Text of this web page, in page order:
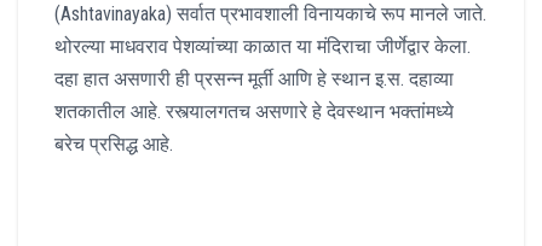
(Ashtavinayaka) सर्वात प्रभावशाली विनायकाचे रूप मानले जाते.
थोरल्या माधवराव पेशव्यांच्या काळात या मंदिराचा जीर्णेद्वार केला.
दहा हात असणारी ही प्रसन्न मूर्ती आणि हे स्थान इ.स. दहाव्या
शतकातील आहे. रस्त्यालगतच असणारे हे देवस्थान भक्तांमध्ये
बरेच प्रसिद्ध आहे.